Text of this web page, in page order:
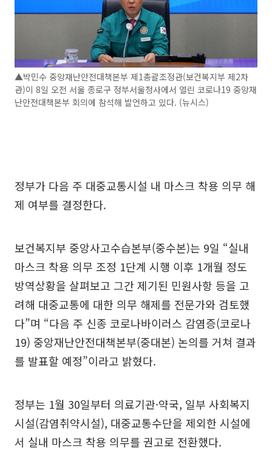
▲박민수 중앙재난안전대책본부 제1총괄조정관(보건복지부 제2차
관)이 8일 오전 서울 종로구 정부서울청사에서 열린 코로나19 중앙재
난안전대책본부 회의에 참석해 발언하고 있다. (뉴시스)
정부가 다음 주 대중교통시설 내 마스크 착용 의무 해
제 여부를 결정한다.
보건복지부 중앙사고수습본부(중수본)는 9일 “실내
마스크 착용 의무 조정 1단계 시행 이후 1개월 정도
방역상황을 살펴보고 그간 제기된 민원사항 등을 고
려해 대중교통에 대한 의무 해제를 전문가와 검토했
다”며 “다음 주 신종 코로나바이러스 감염증(코로나
19) 중앙재난안전대책본부(중대본) 논의를 거쳐 결과
를 발표할 예정”이라고 밝혔다.
정부는 1월 30일부터 의료기관·약국, 일부 사회복지
시설(감염취약시설), 대중교통수단을 제외한 시설에
서 실내 마스크 착용 의무를 권고로 전환했다.